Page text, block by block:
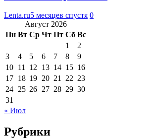
Lenta.ru5 месяцев спустя 0
Август 2026
Пн Вт Ср Чт Пт Сб Вс
1
2
3
4 5 6 7 8
9
10 11 12 13 14 15 16
17 18 19 20 21 22 23
24 25 26 27 28 29 30
31
« Июл
Рубрики